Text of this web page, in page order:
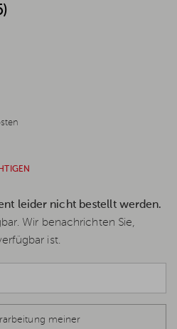
leider nicht bestellt werden.
Wir benachrichten Sie,
ist.
meiner